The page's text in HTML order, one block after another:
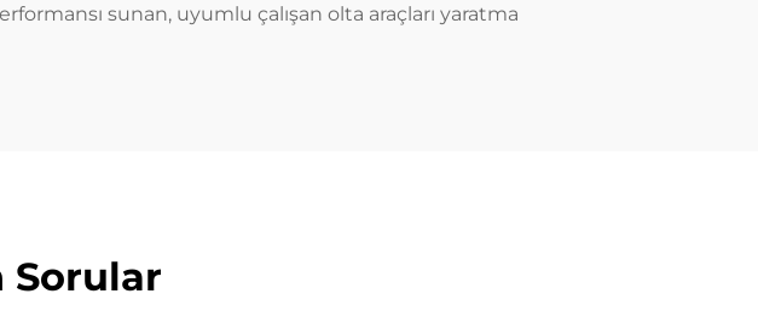
sunan, uyumlu çalışan olta araçları yaratma
Sorular